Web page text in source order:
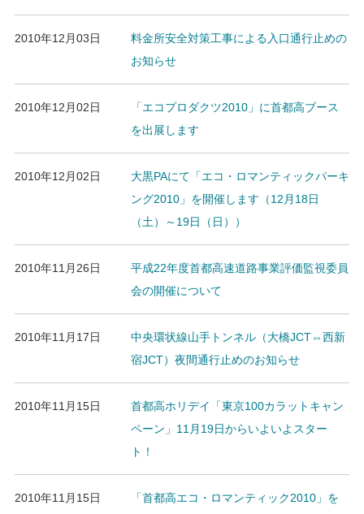
2010年12月03日
料金所安全対策工事による入口通行止めの
お知らせ
2010年12月02日
「エコプロダクツ2010」に首都高ブース
を出展します
2010年12月02日
大黒PAにて「エコ・ロマンティックパーキ
ング2010」を開催します（12月18日
（土）～19日（日））
2010年11月26日
平成22年度首都高速道路事業評価監視委員
会の開催について
2010年11月17日
中央環状線山手トンネル（大橋JCT⇔西新
宿JCT）夜間通行止めのお知らせ
2010年11月15日
首都高ホリデイ「東京100カラットキャン
ペーン」11月19日からいよいよスター
ト！
2010年11月15日 「首都高エコ・ロマンティック2010」を